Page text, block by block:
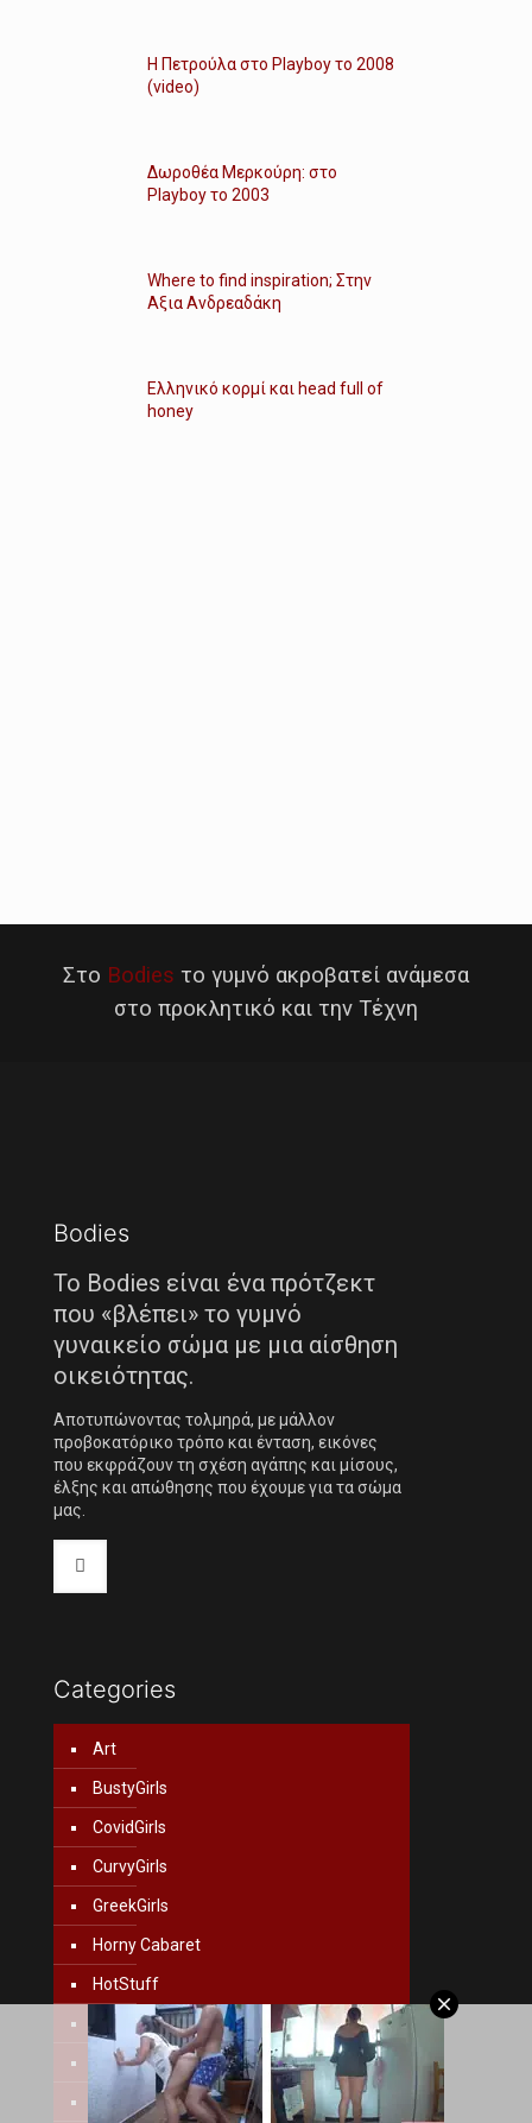
Η Πετρούλα στο Playboy το 2008
(video)
Δωροθέα Μερκούρη: στο
Playboy το 2003
Where to find inspiration; Στην
Αξια Ανδρεαδάκη
Ελληνικό κορμί και head full of
honey
Στο Bodies το γυμνό ακροβατεί ανάμεσα
στο προκλητικό και την Τέχνη
Bodies
Το Bodies είναι ένα πρότζεκτ
που «βλέπει» το γυμνό
γυναικείο σώμα με μια αίσθηση
οικειότητας.
Αποτυπώνοντας τολμηρά, με μάλλον
προβοκατόρικο τρόπο και ένταση, εικόνες
που εκφράζουν τη σχέση αγάπης και μίσους,
έλξης και απώθησης που έχουμε για τα σώμα
μας.
Categories
Art
BustyGirls
CovidGirls
CurvyGirls
GreekGirls
Horny Cabaret
HotStuff
MainstreamGirls
Movies
NextDoorGirls